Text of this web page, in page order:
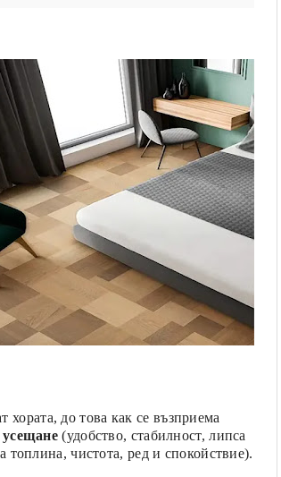
до това как се възприема
усещане (удобство, стабилност, липса
топлина, чистота, ред и спокойствие).